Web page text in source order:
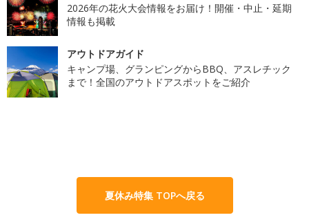
2026年の花火大会情報をお届け！開催・中止・延期
情報も掲載
アウトドアガイド
キャンプ場、グランピングからBBQ、アスレチック
まで！全国のアウトドアスポットをご紹介
夏休み特集 TOPへ戻る